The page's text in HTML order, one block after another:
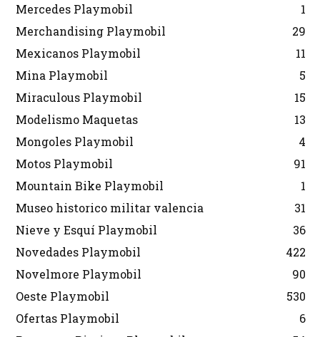
Mercedes Playmobil
1
Merchandising Playmobil
29
Mexicanos Playmobil
11
Mina Playmobil
5
Miraculous Playmobil
15
Modelismo Maquetas
13
Mongoles Playmobil
4
Motos Playmobil
91
Mountain Bike Playmobil
1
Museo historico militar valencia
31
Nieve y Esquí Playmobil
36
Novedades Playmobil
422
Novelmore Playmobil
90
Oeste Playmobil
530
Ofertas Playmobil
6